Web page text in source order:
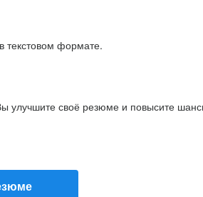
текстовом формате.
улучшите своё резюме и повысите